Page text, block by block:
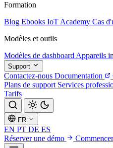
Formation
Blog Ebooks IoT Academy Cas
Modèles et outils
Modèles de dashboard Appareils
Support
Contactez-nous Documentation
Plans de support Services
Tarifs
FR
EN PT DE ES
Réserver une démo